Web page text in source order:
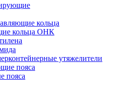
кольца
кольца ОНК
утяжелители
пояса
пояса